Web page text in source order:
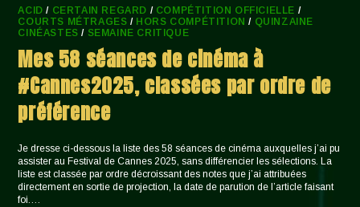
ACID / CERTAIN REGARD / COMPÉTITION OFFICIELLE /
COURTS MÉTRAGES / HORS COMPÉTITION / QUINZAINE
CINÉASTES / SEMAINE CRITIQUE
Mes 58 séances de cinéma à
#Cannes2025, classées par ordre de
préférence
Je dresse ci-dessous la liste des 58 séances de cinéma auxquelles j’ai pu
assister au Festival de Cannes 2025, sans différencier les sélections. La
liste est classée par ordre décroissant des notes que j’ai attribuées
directement en sortie de projection, la date de parution de l’article faisant
foi.…